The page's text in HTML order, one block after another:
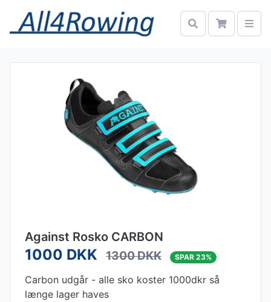
Against Rosko CARBON
1000 DKK 1300 DKK SPAR 23%
Carbon udgår - alle sko koster 1000dkr så
længe lager haves